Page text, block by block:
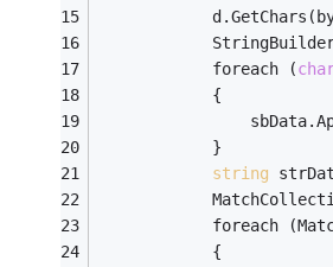
            foreach (
            {
            }
string
foreach
            {